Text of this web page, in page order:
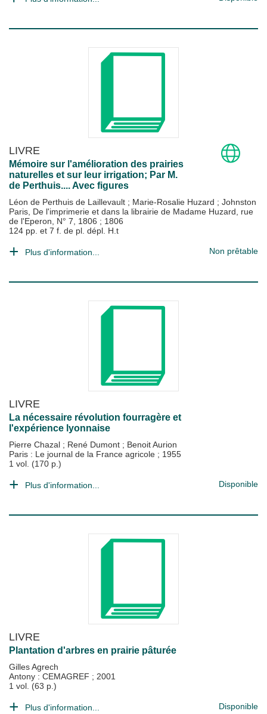
LIVRE
Mémoire sur l'amélioration des prairies
naturelles et sur leur irrigation; Par M.
de Perthuis.... Avec figures
Léon de Perthuis de Laillevault ; Marie-Rosalie Huzard ; Johnston
Paris, De l'imprimerie et dans la librairie de Madame Huzard, rue
de l'Eperon, N° 7, 1806 ; 1806
124 pp. et 7 f. de pl. dépl. H.t
Plus d'information... Non prêtable
LIVRE
La nécessaire révolution fourragère et
l'expérience lyonnaise
Pierre Chazal ; René Dumont ; Benoit Aurion
Paris : Le journal de la France agricole ; 1955
1 vol. (170 p.)
Plus d'information... Disponible
LIVRE
Plantation d'arbres en prairie pâturée
Gilles Agrech
Antony : CEMAGREF ; 2001
1 vol. (63 p.)
Plus d'information... Disponible